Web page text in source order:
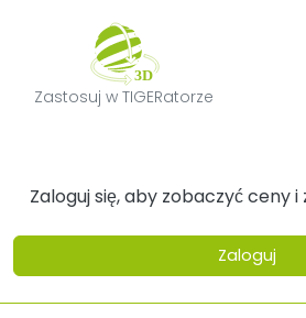
Zastosuj w
Zastosuj w TIGERatorze
Zaloguj się, aby zobaczyć ceny
Zaloguj